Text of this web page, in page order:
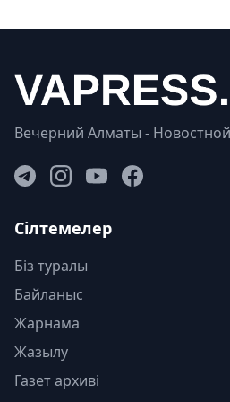
Вечерний Алматы -
Сілтемелер
Біз туралы
Байланыс
Жарнама
Жазылу
Газет архиві